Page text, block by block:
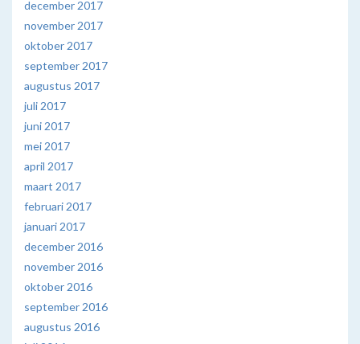
december 2017
november 2017
oktober 2017
september 2017
augustus 2017
juli 2017
juni 2017
mei 2017
april 2017
maart 2017
februari 2017
januari 2017
december 2016
november 2016
oktober 2016
september 2016
augustus 2016